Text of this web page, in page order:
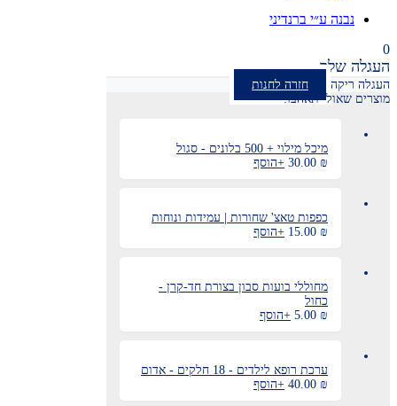
נבנה ע״י ברנדיני
0
העגלה שלך
העגלה ריקה
חזרה לחנות
מוצרים שאולי תאהבו:
מיכל מילוי + 500 בלונים - סגול
30.00 ₪
+הוסף
כפפות טאצ' שחורות | עמידות ונוחות
15.00 ₪
+הוסף
מחוללי בועות סבון בצורת חד-קרן -
כחול
5.00 ₪
+הוסף
ערכת רופא לילדים - 18 חלקים - אדום
40.00 ₪
+הוסף